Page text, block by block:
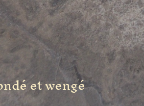
et wengé